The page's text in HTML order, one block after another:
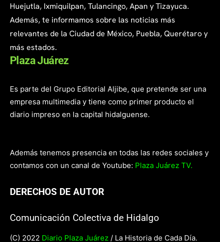
Huejutla, Ixmiquilpan, Tulancingo, Apan y Tizayuca.
Además, te informamos sobre las noticias más
relevantes de la Ciudad de México, Puebla, Querétaro y
más estados.
Plaza Juárez
Es parte del Grupo Editorial Aljibe, que pretende ser una
empresa multimedia y tiene como primer producto el
diario impreso en la capital hidalguense.
Además tenemos presencia en todas las redes sociales y
contamos con un canal de Youtube: Plaza Juárez TV.
DERECHOS DE AUTOR
Comunicación Colectiva de Hidalgo
(C) 2022 Diario Plaza Juárez / La Historia de Cada Día.